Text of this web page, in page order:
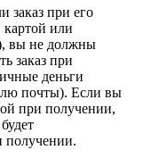
заказ при его
или
вы не должны
заказ при
деньги
почты). Если вы
при получении,
получении.